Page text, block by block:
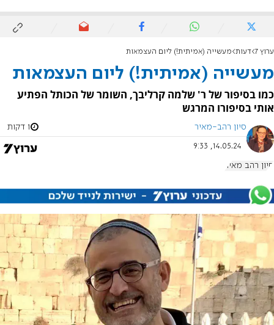
ערוץ 7 דעות מעשייה (אמיתית!) ליום העצמאות
מעשייה (אמיתית!) ליום העצמאות
כמו בסיפור של ר' שלמה קרליבך, השומר של הכותל הפתיע
אותי בסיפורו המרגש
סיון רהב-מאיר 1 דקות
14.05.24, 9:33
סיון רהב מאיר